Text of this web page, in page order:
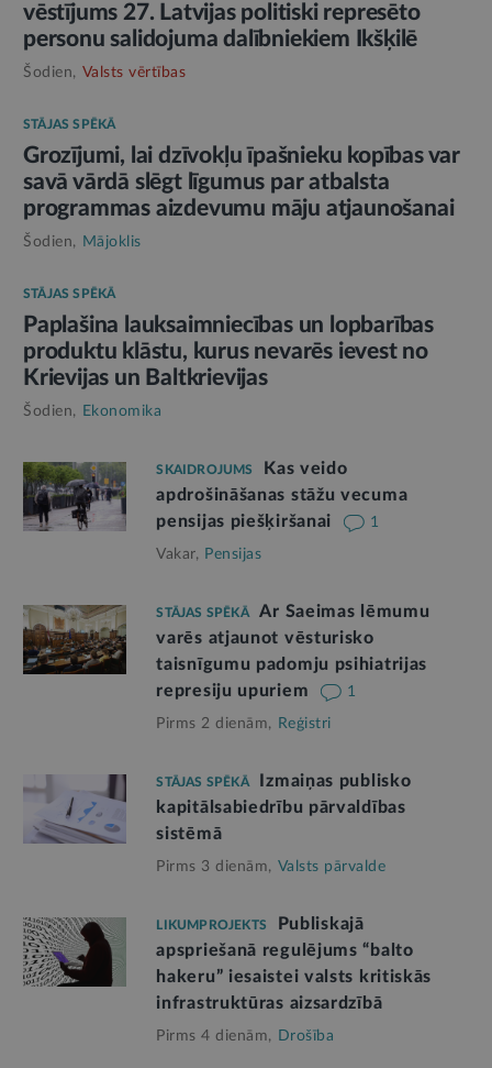
vēstījums 27. Latvijas politiski represēto
personu salidojuma dalībniekiem Ikšķilē
Šodien, Valsts vērtības
STĀJAS SPĒKĀ
Grozījumi, lai dzīvokļu īpašnieku kopības var
savā vārdā slēgt līgumus par atbalsta
programmas aizdevumu māju atjaunošanai
Šodien, Mājoklis
STĀJAS SPĒKĀ
Paplašina lauksaimniecības un lopbarības
produktu klāstu, kurus nevarēs ievest no
Krievijas un Baltkrievijas
Šodien, Ekonomika
SKAIDROJUMS
Kas veido
apdrošināšanas stāžu vecuma
pensijas piešķiršanai
1
Vakar, Pensijas
STĀJAS SPĒKĀ
Ar Saeimas lēmumu
varēs atjaunot vēsturisko
taisnīgumu padomju psihiatrijas
represiju upuriem
1
Pirms 2 dienām, Reģistri
STĀJAS SPĒKĀ
Izmaiņas publisko
kapitālsabiedrību pārvaldības
sistēmā
Pirms 3 dienām, Valsts pārvalde
LIKUMPROJEKTS
Publiskajā
apspriešanā regulējums “balto
hakeru” iesaistei valsts kritiskās
infrastruktūras aizsardzībā
Pirms 4 dienām, Drošība